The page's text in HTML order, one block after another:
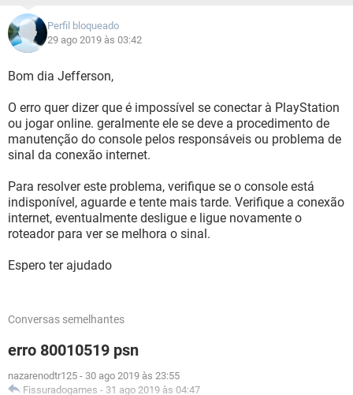
Perfil bloqueado
29 ago 2019 às 03:42
Bom dia Jefferson,
O erro quer dizer que é impossível se conectar à PlayStation
ou jogar online. geralmente ele se deve a procedimento de
manutenção do console pelos responsáveis ou problema de
sinal da conexão internet.
Para resolver este problema, verifique se o console está
indisponível, aguarde e tente mais tarde. Verifique a conexão
internet, eventualmente desligue e ligue novamente o
roteador para ver se melhora o sinal.
Espero ter ajudado
Conversas semelhantes
erro 80010519 psn
nazarenodtr125 - 30 ago 2019 às 23:55
Fissuradogames - 31 ago 2019 às 04:47